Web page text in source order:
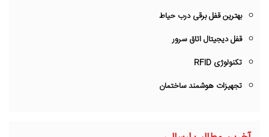
بهترین قفل برقی درب حیاط
قفل دیجیتال اتاق سرور
تکنولوژی RFID
تجهیزات هوشمند ساختمان